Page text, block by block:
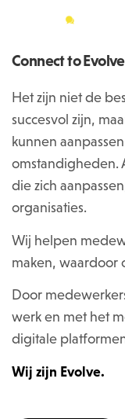
Connect to Evolve
Het zijn niet de
succesvol zijn,
kunnen
omstandigheden.
die zich
organisaties.
Wij helpen
maken, waardoor
Door
werk en met het
digitale
Wij zijn Evolve.